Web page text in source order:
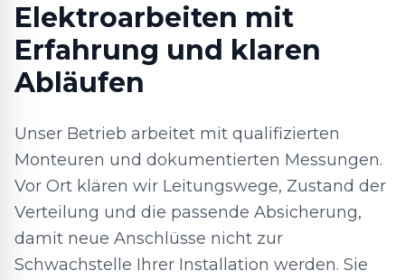
Elektroarbeiten mit
Erfahrung und klaren
Abläufen
Unser Betrieb arbeitet mit qualifizierten
Monteuren und dokumentierten Messungen.
Vor Ort klären wir Leitungswege, Zustand der
Verteilung und die passende Absicherung,
damit neue Anschlüsse nicht zur
Schwachstelle Ihrer Installation werden. Sie